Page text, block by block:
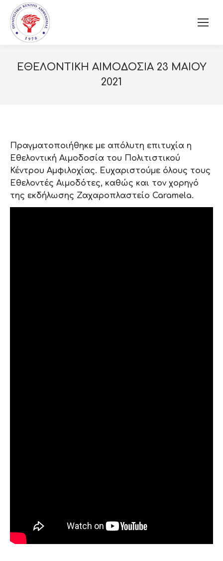
ΕΘΕΛΟΝΤΙΚΗ ΑΙΜΟΔΟΣΙΑ 23 ΜΑΙΟΥ
2021
Πραγματοποιήθηκε με απόλυτη επιτυχία η
Εθελοντική Αιμοδοσία του Πολιτιστικού
Κέντρου Αμφιλοχίας. Ευχαριστούμε όλους τους
Εθελοντές Αιμοδότες, καθώς και τον χορηγό
της εκδήλωσης Ζαχαροπλαστείο Caramela.